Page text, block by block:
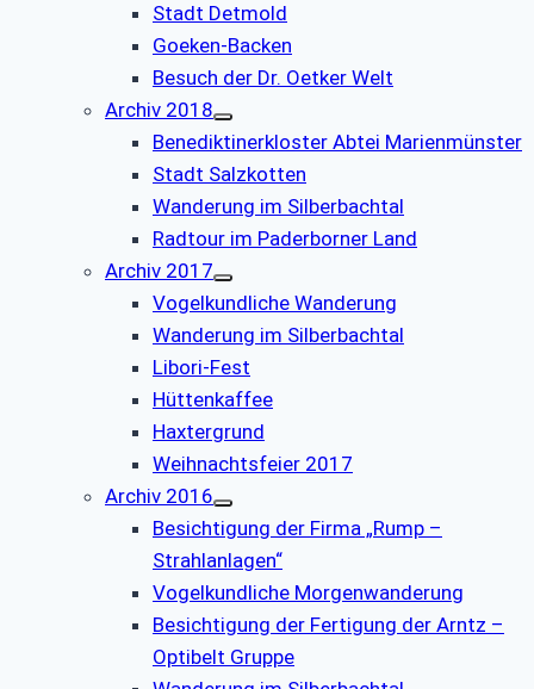
Stadt Detmold
Goeken-Backen
Besuch der Dr. Oetker Welt
Archiv 2018
Benediktinerkloster Abtei Marienmünster
Stadt Salzkotten
Wanderung im Silberbachtal
Radtour im Paderborner Land
Archiv 2017
Vogelkundliche Wanderung
Wanderung im Silberbachtal
Libori-Fest
Hüttenkaffee
Haxtergrund
Weihnachtsfeier 2017
Archiv 2016
Besichtigung der Firma „Rump –
Strahlanlagen“
Vogelkundliche Morgenwanderung
Besichtigung der Fertigung der Arntz –
Optibelt Gruppe